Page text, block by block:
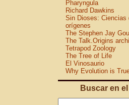
Pharyngula
Richard Dawkins
Sin Dioses: Ciencias
orígenes
The Stephen Jay
The Talk.Origins
Tetrapod Zoology
The Tree of Life
El Vinosaurio
Why Evolution is
Buscar en